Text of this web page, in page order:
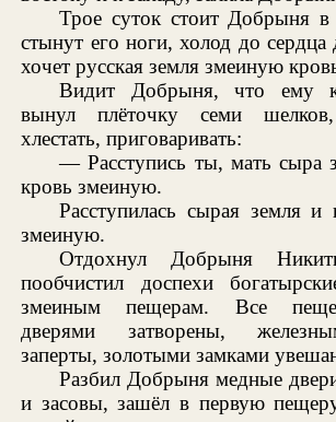
Трое суток стоит Добрыня в
стынут его ноги, холод до сердца
хочет русская земля змеиную
Видит Добрыня, что ему
вынул плёточку семи
хлестать, приговаривать:
— Расступись ты, мать сыра
кровь змеиную.
Расступилась сырая земля и
змеиную.
Отдохнул Добрыня
пообчистил доспехи
змеиным пещерам. Все
дверями затворены,
заперты, золотыми замками
Разбил Добрыня медные
и засовы, зашёл в первую